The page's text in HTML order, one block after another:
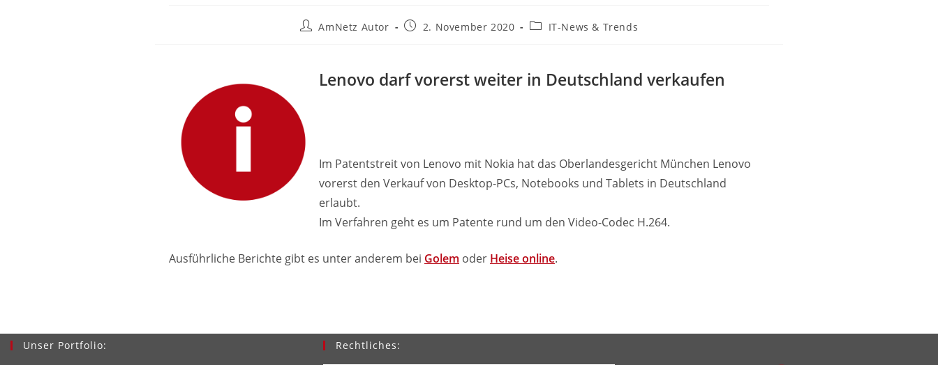
Beitrags-
AmNetz Autor
Beitrag2. November 2020
Beitrags-
IT-News & Trends
Lenovo darf vorerst weiter in Deutschland verkaufen
Im Patentstreit von Lenovo mit Nokia hat das Oberlandesgericht München Lenovo
vorerst den Verkauf von Desktop-PCs, Notebooks und Tablets in Deutschland
erlaubt.
Im Verfahren geht es um Patente rund um den Video-Codec H.264.
Ausführliche Berichte gibt es unter anderem bei Golem oder Heise online.
Unser Portfolio: Rechtliches: